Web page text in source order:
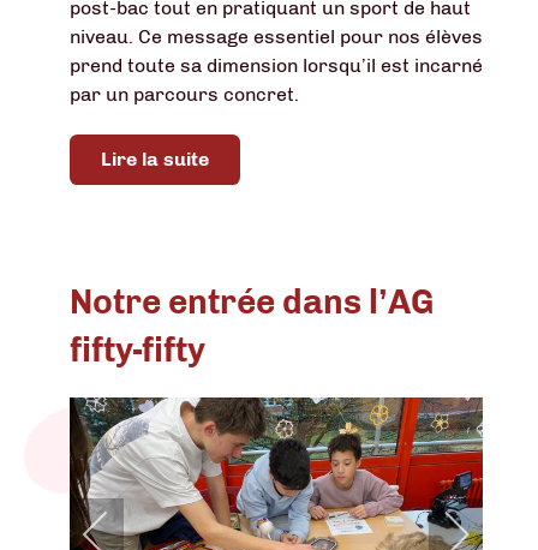
post-bac tout en pratiquant un sport de haut
niveau. Ce message essentiel pour nos élèves
prend toute sa dimension lorsqu’il est incarné
par un parcours concret.
Lire la suite
Notre entrée dans l’AG
fifty-fifty